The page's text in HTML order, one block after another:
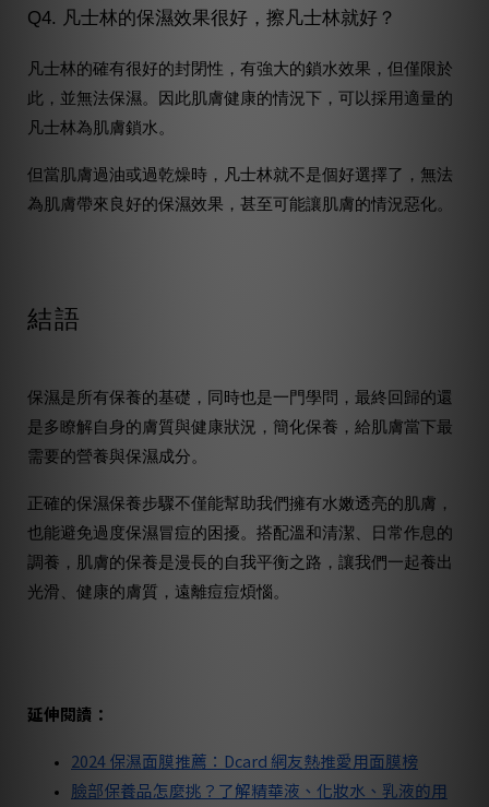
Q4. 凡士林的保濕效果很好，擦凡士林就好？
凡士林的確有很好的封閉性，有強大的鎖水效果，但僅限於
此，並無法保濕。因此肌膚健康的情況下，可以採用適量的
凡士林為肌膚鎖水。
但當肌膚過油或過乾燥時，凡士林就不是個好選擇了，無法
為肌膚帶來良好的保濕效果，甚至可能讓肌膚的情況惡化。
結語
保濕是所有保養的基礎，同時也是一門學問，最終回歸的還
是多瞭解自身的膚質與健康狀況，簡化保養，給肌膚當下最
需要的營養與保濕成分。
正確的保濕保養步驟不僅能幫助我們擁有水嫩透亮的肌膚，
也能避免過度保濕冒痘的困擾。搭配溫和清潔、日常作息的
調養，肌膚的保養是漫長的自我平衡之路，讓我們一起養出
光滑、健康的膚質，遠離痘痘煩惱。
延伸閱讀：
2024 保濕面膜推薦：Dcard 網友熱推愛用面膜榜
臉部保養品怎麼挑？了解精華液、化妝水、乳液的用